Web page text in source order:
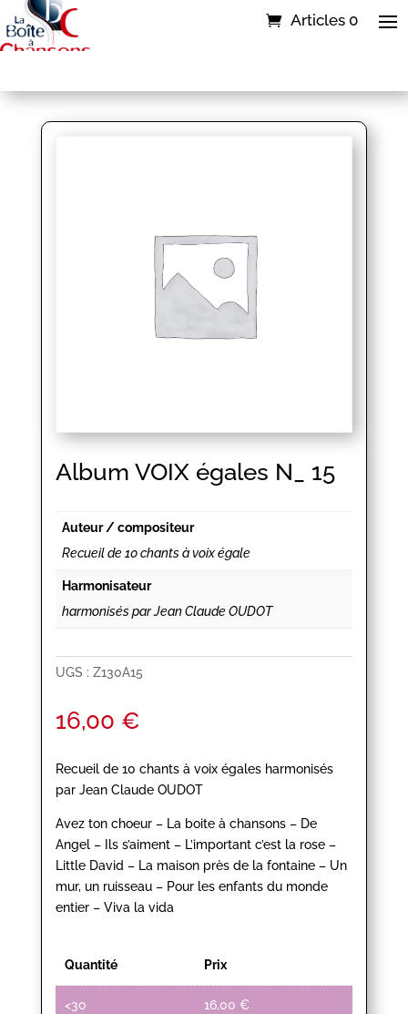
Articles 0
Album VOIX égales N_ 15
Auteur / compositeur
Recueil de 10 chants à voix égale
Harmonisateur
harmonisés par Jean Claude OUDOT
UGS : Z130A15
16,00 €
Recueil de 10 chants à voix égales harmonisés
par Jean Claude OUDOT
Avez ton choeur – La boite à chansons – De
Angel – Ils s’aiment – L’important c’est la rose –
Little David – La maison près de la fontaine – Un
mur, un ruisseau – Pour les enfants du monde
entier – Viva la vida
Quantité Prix
<30 16,00 €